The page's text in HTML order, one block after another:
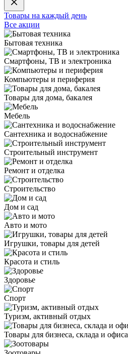
Товары на каждый день
Все акции
Бытовая техника
Смартфоны, ТВ и электроника
Компьютеры и периферия
Товары для дома, бакалея
Мебель
Сантехника и водоснабжение
Строительный инструмент
Ремонт и отделка
Строительство
Дом и сад
Авто и мото
Игрушки, товары для детей
Красота и стиль
Здоровье
Спорт
Туризм, активный отдых
Товары для бизнеса, склада и офиса